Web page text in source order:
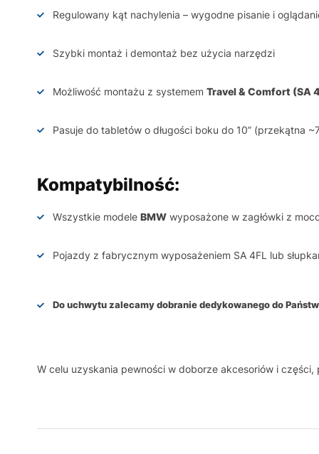
Regulowany kąt nachylenia – wygodne pisanie i
Szybki montaż i demontaż bez użycia narzędzi
Możliwość montażu z systemem Travel & Comfort (SA
Pasuje do tabletów o długości boku do 10” (przekątna
Kompatybilność:
Wszystkie modele BMW wyposażone w zagłówki z
Pojazdy z fabrycznym wyposażeniem SA 4FL lub
Do uchwytu zalecamy dobranie dedykowanego do
W celu uzyskania pewności w doborze akcesoriów i